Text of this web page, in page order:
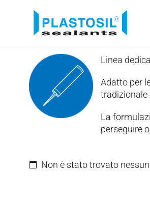
Linea
Adatto per
tradizionale
La
perseguire
Non è stato trovato